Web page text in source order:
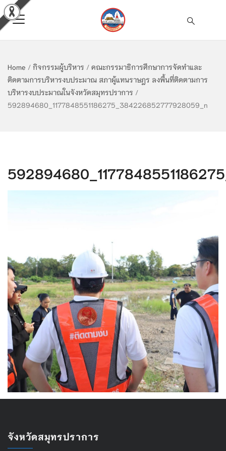
Home / กิจกรรมผู้บริหาร / คณะกรรมาธิการศึกษาการจัดทำและ
ติดตามการบริหารงบประมาณ สภาผู้แทนราษฎร ลงพื้นที่ติดตามการ
บริหารงบประมาณในจังหวัดสมุทรปราการ /
592894680_1177848551186275_384226852777928059_n
จังหวัดสมุทรปราการ